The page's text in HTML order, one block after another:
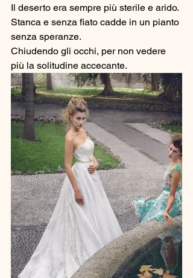
Il deserto era sempre più sterile e arido.
Stanca e senza fiato cadde in un pianto
senza speranze.
Chiudendo gli occhi, per non vedere
più la solitudine accecante.